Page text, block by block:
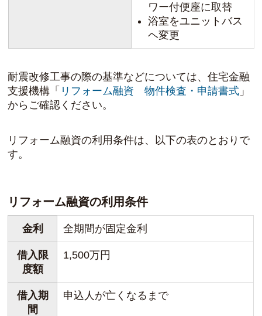
ワー付便座に取替
浴室をユニットバス
ヘ変更
耐震改修工事の際の基準などについては、住宅金融
支援機構「 リフォーム融資 物件検査・申請書式 」
からご確認ください。
リフォーム融資の利用条件は、以下の表のとおりで
す。
リフォーム融資の利用条件
金利 全期間が固定金利
借入限
度額
1,500万円
借入期
間
申込人が亡くなるまで